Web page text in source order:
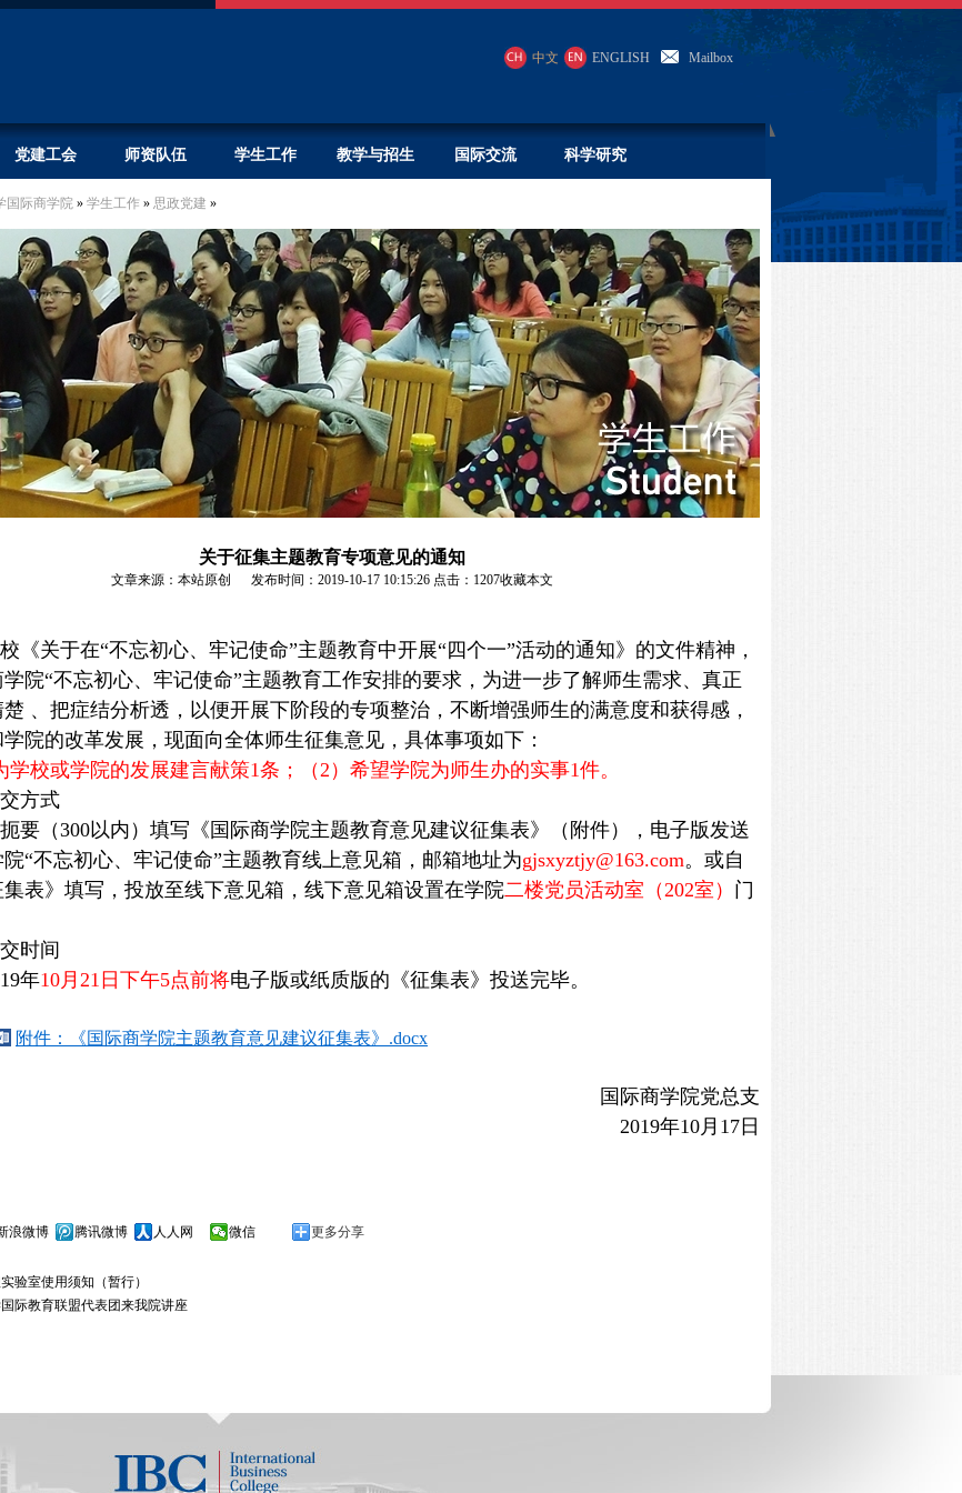
中文 ENGLISH Mailbox
党建工会 师资队伍 学生工作 教学与招生 国际交流 科学研究
国际商学院 » 学生工作 » 思政党建 »
关于征集主题教育专项意见的通知
文章来源：本站原创 发布时间：2019-10-17 10:15:26 点击： 1207收藏本文
《关于在“不忘初心、牢记使命”主题教育中开展“四个一”活动的通知》的文件精神，
院“不忘初心、牢记使命”主题教育工作安排的要求，为进一步了解师生需求、真正
、把症结分析透，以便开展下阶段的专项整治，不断增强师生的满意度和获得感，
院的改革发展，现面向全体师生征集意见，具体事项如下：
学校或学院的发展建言献策1条；（2）希望学院为师生办的实事1件。
方式
要（300以内）填写《国际商学院主题教育意见建议征集表》（附件），电子版发送
“不忘初心、牢记使命”主题教育线上意见箱，邮箱地址为gjsxyztjy@163.com。或自
表》填写，投放至线下意见箱，线下意见箱设置在学院二楼党员活动室（202室） 门
时间
年10月21日下午5点前将电子版或纸质版的《征集表》投送完毕。
附件：《国际商学院主题教育意见建议征集表》.docx
国际商学院党总支
2019年10月17日
浪微博 腾讯微博 人人网 微信 更多分享
验室使用须知（暂行）
际教育联盟代表团来我院讲座